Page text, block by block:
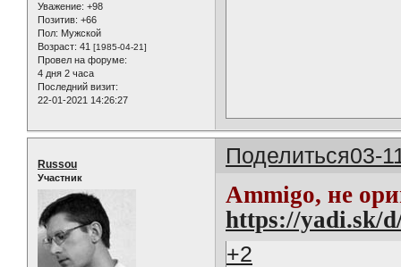
Уважение: +98
Позитив: +66
Пол: Мужской
Возраст: 41 [1985-04-21]
Провел на форуме:
4 дня 2 часа
Последний визит:
22-01-2021 14:26:27
Поделиться03-
Russou
Участник
Ammigo, не
https://yadi.sk/
+2